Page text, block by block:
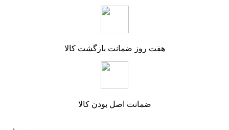
هفت روز ضمانت بازگشت کالا
ضمانت اصل بودن کالا